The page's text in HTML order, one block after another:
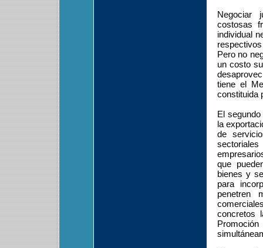
Negociar
costosas
individual
Pero no
un costo
tiene el
constituida
El
la
de
que
bienes y
para
penetren
concretos